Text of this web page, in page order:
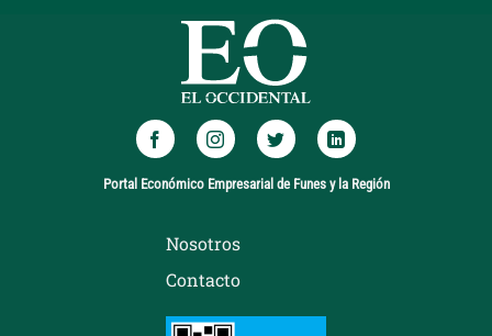
Portal Económico Empresarial de Funes y la Región
Nosotros
Contacto